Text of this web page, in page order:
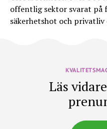
offentlig sektor svarat på
säkerhetshot och
Läs